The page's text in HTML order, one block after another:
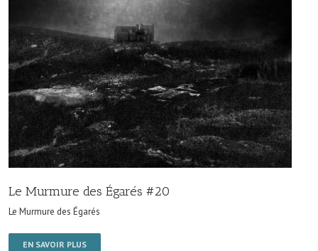
Le Murmure des Égarés #20
Le Murmure des Égarés
EN SAVOIR PLUS